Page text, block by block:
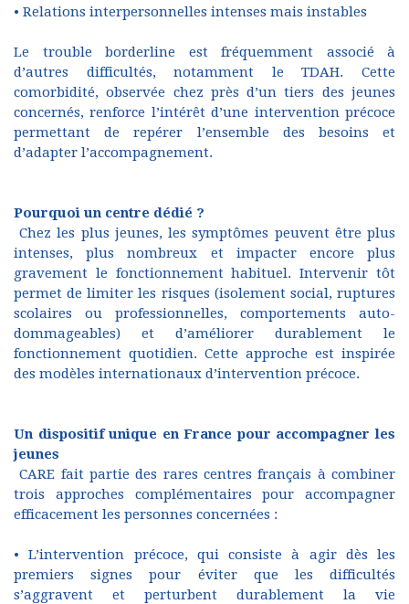
• Relations interpersonnelles intenses mais instables
Le trouble borderline est fréquemment associé à
d’autres difficultés, notamment le TDAH. Cette
comorbidité, observée chez près d’un tiers des jeunes
concernés, renforce l’intérêt d’une intervention précoce
permettant de repérer l’ensemble des besoins et
d’adapter l’accompagnement.
Pourquoi un centre dédié ?
Chez les plus jeunes, les symptômes peuvent être plus
intenses, plus nombreux et impacter encore plus
gravement le fonctionnement habituel. Intervenir tôt
permet de limiter les risques (isolement social, ruptures
scolaires ou professionnelles, comportements auto-
dommageables) et d’améliorer durablement le
fonctionnement quotidien. Cette approche est inspirée
des modèles internationaux d’intervention précoce.
Un dispositif unique en France pour accompagner les
jeunes
CARE fait partie des rares centres français à combiner
trois approches complémentaires pour accompagner
efficacement les personnes concernées :
• L’intervention précoce, qui consiste à agir dès les
premiers signes pour éviter que les difficultés
s’aggravent et perturbent durablement la vie